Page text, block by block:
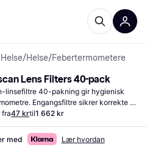
/Helse/Febertermometere
Lens Filters 40-pack
linsefiltre 40-pakning gir hygienisk
Engangsfiltre sikrer korrekte
med alle Braun ThermoScan-
fra47 krtil1 662 kr
med Lær hvordan